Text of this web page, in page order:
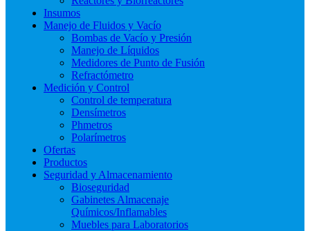
Insumos
Manejo de Fluidos y Vacío
Bombas de Vacío y Presión
Manejo de Líquidos
Medidores de Punto de Fusión
Refractómetro
Medición y Control
Control de temperatura
Densímetros
Phmetros
Polarímetros
Ofertas
Productos
Seguridad y Almacenamiento
Bioseguridad
Gabinetes Almacenaje
Químicos/Inflamables
Muebles para Laboratorios